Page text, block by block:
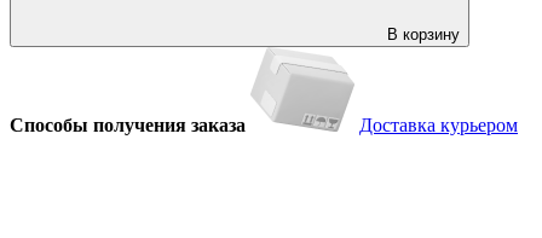
В корзину
Способы получения заказа Доставка курьером